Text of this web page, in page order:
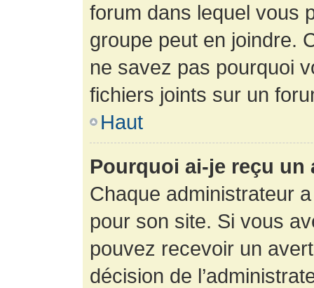
forum dans lequel vous
groupe peut en joindre.
ne savez pas pourquoi
fichiers joints sur un
Haut
Pourquoi ai-je reçu un
Chaque administrateur
pour son site. Si vous
pouvez recevoir un
décision de